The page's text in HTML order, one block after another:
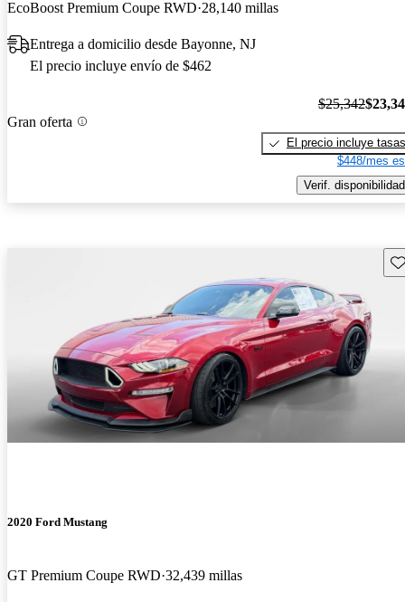
EcoBoost Premium Coupe RWD 28,140 millas
Entrega a domicilio desde Bayonne, NJ
El precio incluye envío de $462
Gran oferta
$25,342
El precio incluye tasas
$448/mes
Verif. disponibilidad
2020 Ford Mustang
GT Premium Coupe RWD 32,439 millas